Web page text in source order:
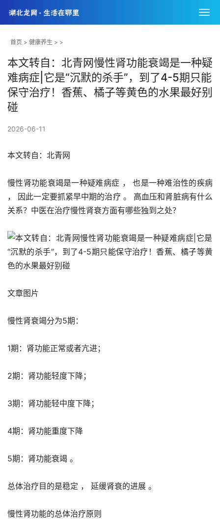
首页 > 健康养生 > >
本文转自：北青网慢性肾功能衰竭是一种疑
难病症|它是“沉默的杀手”，到了4-5期只能
保守治疗！香蕉、橘子等黄色的水果最好别
碰
2026-06-11
本文转自：北青网
慢性肾功能衰竭是一种疑难病症 ， 也是一种难治性的疾病
， 因此一定要抓紧早中期的治疗 。 高血压和肾脏病有什么
关系？中医在治疗慢性肾衰方面有哪些独到之处？
文章图片
慢性肾衰竭分为5期：
1期：肾功能正常或者亢进；
2期：肾功能轻度下降；
3期：肾功能轻中度下降；
4期：肾功能重度下降
5期：肾功能衰竭 。
总体治疗目的是稳定 ， 延缓肾衰的进展 。
慢性肾功能的总体治疗原则